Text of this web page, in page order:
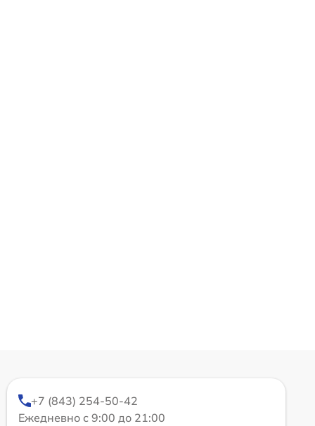
+7 (843) 254-50-42
Ежедневно с 9:00 до 21:00